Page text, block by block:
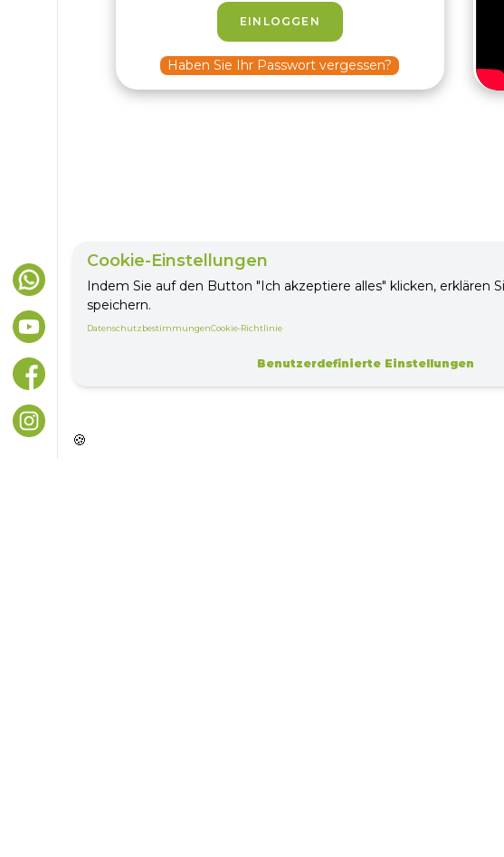
EINLOGGEN
Haben Sie Ihr Passwort vergessen?
🍪
Cookie-Einstellungen
Indem Sie auf den Button "Ich akzeptiere alles" klicken, erklären
speichern.
DatenschutzbestimmungenCookie-Richtlinie
Benutzerdefinierte Einstellungen